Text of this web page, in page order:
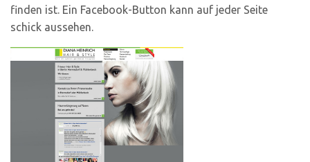
finden ist. Ein Facebook-Button kann auf jeder Seite
schick aussehen.